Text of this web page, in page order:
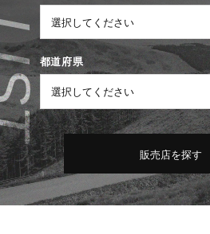
都道府県
販売店を探す